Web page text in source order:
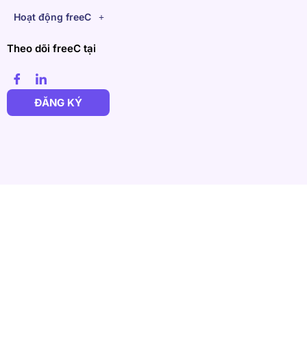
Hoạt động freeC
Theo dõi freeC tại
ĐĂNG KÝ